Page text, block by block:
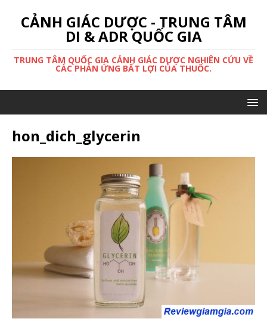
CẢNH GIÁC DƯỢC - TRUNG TÂM
DI & ADR QUỐC GIA
TRUNG TÂM QUỐC GIA CẢNH GIÁC DƯỢC NGHIÊN CỨU VỀ
CÁC PHẢN ỨNG BẤT LỢI CỦA THUỐC.
hon_dich_glycerin